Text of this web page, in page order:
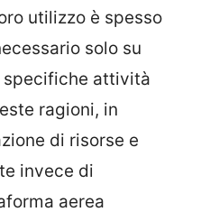
utilizzo è spesso
solo su
attività
ragioni, in
di risorse e
invece di
aerea